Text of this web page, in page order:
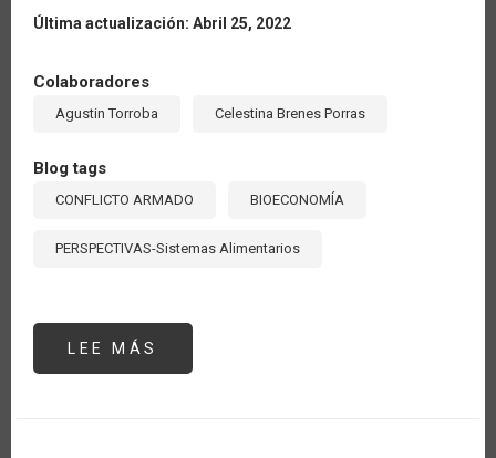
Última actualización: Abril 25, 2022
Colaboradores
Agustin Torroba Celestina Brenes Porras
Blog tags
CONFLICTO ARMADO BIOECONOMÍA
PERSPECTIVAS-Sistemas Alimentarios
LEE MÁS
IMPORTANCIA